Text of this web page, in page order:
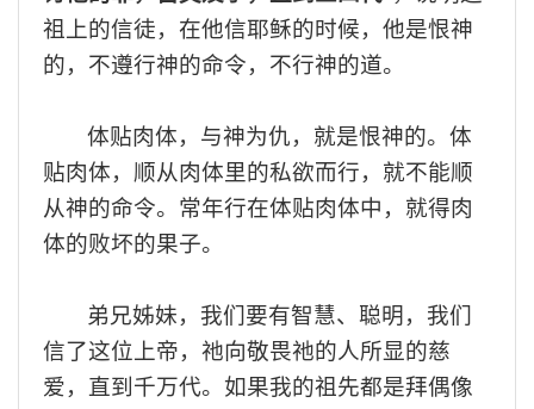
祖上的信徒， 在他信耶稣的时候，他是恨神
的，不遵行神的命令， 不行神的道。
体贴肉体， 与神为仇，就是恨神的。体
贴肉体，顺从肉体里的私欲而行， 就不能顺
从神的命令。常年行在体贴肉体中，就得肉
体的败坏的果子。
弟兄姊妹，我们要有智慧、聪明 ，我们
信了这位上帝， 祂向敬畏祂的人所显的慈
爱，直到千万代。 如果我的祖先都是拜偶像